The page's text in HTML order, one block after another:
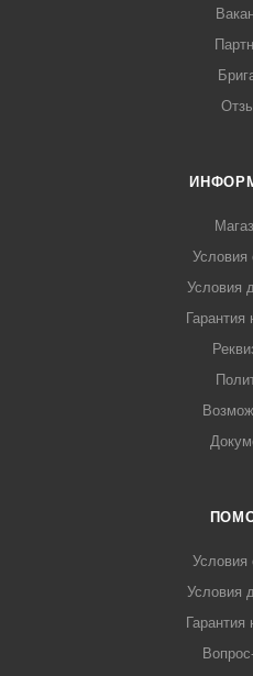
<li>долговечность и
Условия
Условия
Гарантия
Условия
Условия
Гарантия